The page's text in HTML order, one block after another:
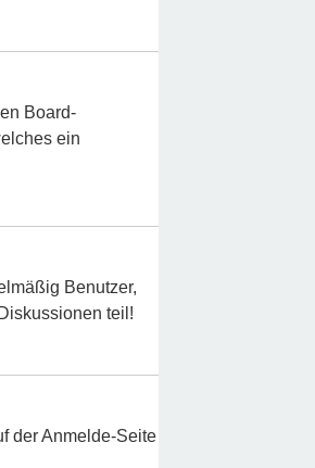
Board-
ein
Benutzer,
teil!
der Anmelde-Seite